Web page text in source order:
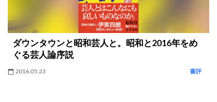
ダウンタウンと昭和芸人と。昭和と2016年をめ
ぐる芸人論序説
2016.05.23 書評